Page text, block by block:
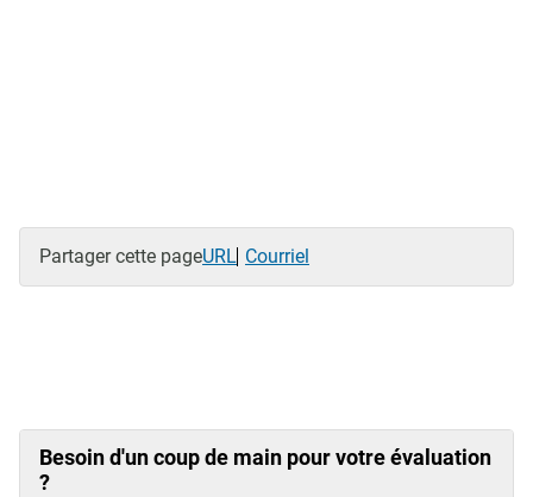
Partager cette pageURL Courriel
Besoin d'un coup de main pour votre évaluation
?